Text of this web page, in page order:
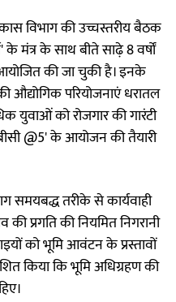
विभाग की उच्चस्तरीय बैठक
के मंत्र के साथ बीते साढ़े 8 वर्षों
की जा चुकी है। इनके
परियोजनाएं धरातल
युवाओं को रोजगार की गारंटी
@5' के आयोजन की तैयारी
समयबद्ध तरीके से कार्यवाही
प्रगति की नियमित निगरानी
को भूमि आवंटन के प्रस्तावों
किया कि भूमि अधिग्रहण की